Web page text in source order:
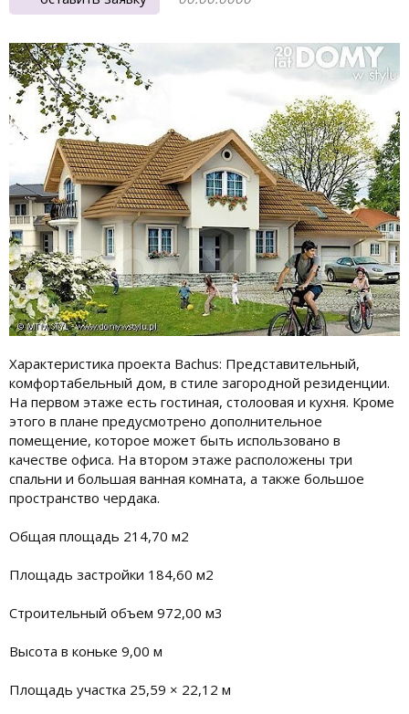
Характеристика проекта Bachus: Представительный,
комфортабельный дом, в стиле загородной резиденции.
На первом этаже есть гостиная, столоовая и кухня. Кроме
этого в плане предусмотрено дополнительное
помещение, которое может быть использовано в
качестве офиса. На втором этаже расположены три
спальни и большая ванная комната, а также большое
пространство чердака.
Общая площадь 214,70 м2
Площадь застройки 184,60 м2
Строительный объем 972,00 м3
Высота в коньке 9,00 м
Площадь участка 25,59 × 22,12 м